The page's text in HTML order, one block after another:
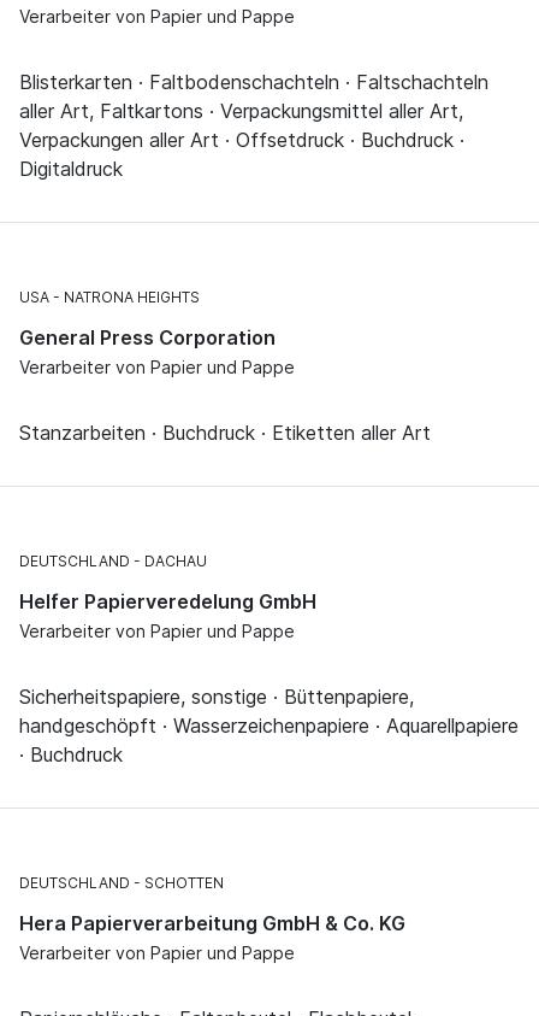
Verarbeiter von Papier und Pappe
Blisterkarten · Faltbodenschachteln · Faltschachteln
aller Art, Faltkartons · Verpackungsmittel aller Art,
Verpackungen aller Art · Offsetdruck · Buchdruck ·
Digitaldruck
USA NATRONA HEIGHTS
General Press Corporation
Verarbeiter von Papier und Pappe
Stanzarbeiten · Buchdruck · Etiketten aller Art
DEUTSCHLAND DACHAU
Helfer Papierveredelung GmbH
Verarbeiter von Papier und Pappe
Sicherheitspapiere, sonstige · Büttenpapiere,
handgeschöpft · Wasserzeichenpapiere · Aquarellpapiere
· Buchdruck
DEUTSCHLAND SCHOTTEN
Hera Papierverarbeitung GmbH & Co. KG
Verarbeiter von Papier und Pappe